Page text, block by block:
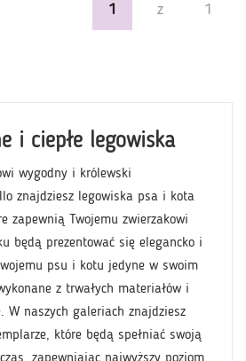
1 z 1
i ciepłe legowiska
wygodny i królewski
znajdziesz legowiska psa i kota
zapewnią Twojemu zwierzakowi
będą prezentować się elegancko i
psu i kotu jedyne w swoim
z trwałych materiałów i
W naszych galeriach znajdziesz
które będą spełniać swoją
zapewniając najwyższy poziom